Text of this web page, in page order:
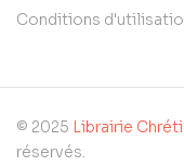
Conditions
© 2025 Librairie
réservés.